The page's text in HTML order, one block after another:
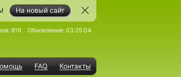
На новый сайт
FAQ Контакты
616 Обновление: 03:25:04